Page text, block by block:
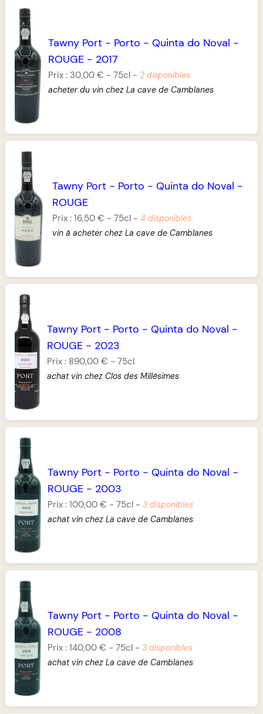
Tawny Port- Porto - Quinta do Noval -
ROUGE- 2017
Prix : 30,00 € - 75cl- 2 disponibles
acheter du vin chez La cave de Camblanes
Tawny Port- Porto - Quinta do Noval -
ROUGE
Prix : 16,50 € - 75cl- 4 disponibles
vin à acheter chez La cave de Camblanes
Tawny Port- Porto - Quinta do Noval -
ROUGE- 2023
Prix : 890,00 € - 75cl
achat vin chez Clos des Millésimes
Tawny Port - Porto - Quinta do Noval -
ROUGE - 2003
Prix :100,00 € -75cl -3 disponibles
achat vin chez La cave de Camblanes
Tawny Port - Porto - Quinta do Noval -
ROUGE - 2008
Prix :140,00 € -75cl -3 disponibles
achat vin chez La cave de Camblanes